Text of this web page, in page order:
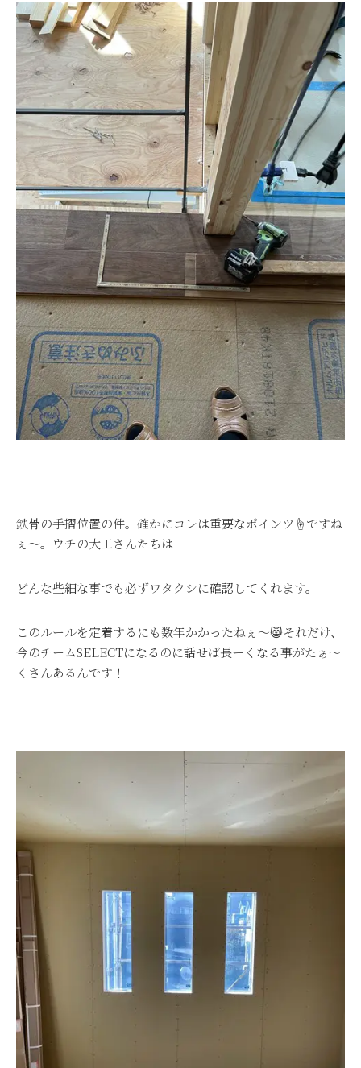
鉄骨の手摺位置の件。確かにコレは重要なポインツ☝ですね
ぇ～。ウチの大工さんたちは
どんな些細な事でも必ずワタクシに確認してくれます。
このルールを定着するにも数年かかったねぇ～😸それだけ、
今のチームSELECTになるのに話せば長ーくなる事がたぁ～
くさんあるんです！